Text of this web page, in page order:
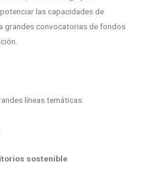
las capacidades de
grandes convocatorias de fondos
líneas temáticas:
sostenible